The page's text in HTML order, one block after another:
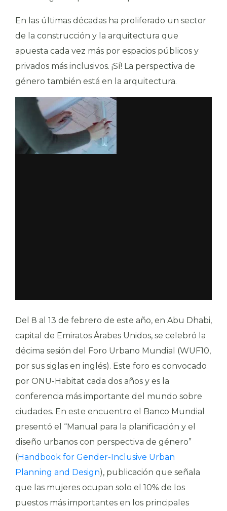
En las últimas décadas ha proliferado un sector
de la construcción y la arquitectura que
apuesta cada vez más por espacios públicos y
privados más inclusivos. ¡Sí! La perspectiva de
género también está en la arquitectura.
Del 8 al 13 de febrero de este año, en Abu Dhabi,
capital de Emiratos Árabes Unidos, se celebró la
décima sesión del Foro Urbano Mundial (WUF10,
por sus siglas en inglés). Este foro es convocado
por ONU-Habitat cada dos años y es la
conferencia más importante del mundo sobre
ciudades. En este encuentro el Banco Mundial
presentó el “Manual para la planificación y el
diseño urbanos con perspectiva de género”
(Handbook for Gender-Inclusive Urban
Planning and Design), publicación que señala
que las mujeres ocupan solo el 10% de los
puestos más importantes en los principales